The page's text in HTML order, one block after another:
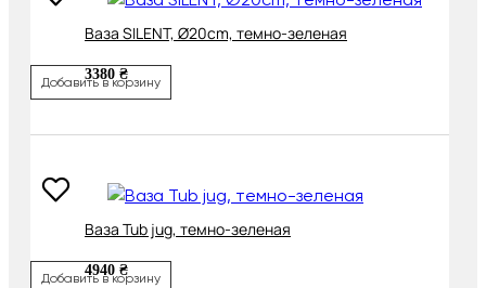
Ваза SILENT, Ø20cm, темно-зеленая
3380 ₴
Добавить в корзину
Ваза Tub jug, темно-зеленая
4940 ₴
Добавить в корзину